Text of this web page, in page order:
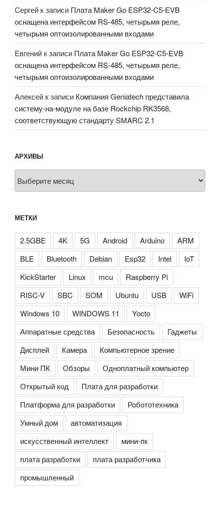
Сергей к записи Плата Maker Go ESP32-C5-EVB
оснащена интерфейсом RS-485, четырьмя реле,
четырьмя оптоизолированными входами
Евгений к записи Плата Maker Go ESP32-C5-EVB
оснащена интерфейсом RS-485, четырьмя реле,
четырьмя оптоизолированными входами
Алексей к записи Компания Geniatech представила
систему-на-модуле на базе Rockchip RK3568,
соответствующую стандарту SMARC 2.1
АРХИВЫ
МЕТКИ
2.5GBE 4K 5G Android Arduino
ARM
BLE
Bluetooth Debian Esp32 Intel
IoT
KickStarter
Linux mcu
Raspberry Pi
RISC-V
SBC SOM Ubuntu USB
WiFi
Windows 10
WINDOWS 11
Yocto
Аппаратные средства
Безопасность
Гаджеты
Дисплей
Камера
Компьютерное зрение
Мини ПК
Обзоры
Одноплатный компьютер
Открытый код
Плата для разработки
Платформа для разработки
Робототехника
Умный дом
автоматизация
искусственный интеллект
мини-пк
плата разработки
плата разработчика
промышленный